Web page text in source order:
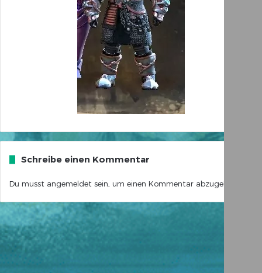
Schreibe einen Kommentar
Du musst angemeldet sein, um einen Kommentar abzugeben.